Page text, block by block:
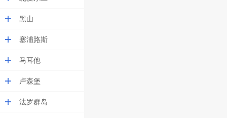
黑山
塞浦路斯
马耳他
卢森堡
法罗群岛